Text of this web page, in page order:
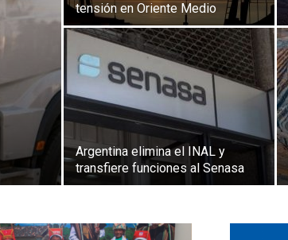
tensión en Oriente Medio
Argentina elimina el INAL y
transfiere funciones al Senasa